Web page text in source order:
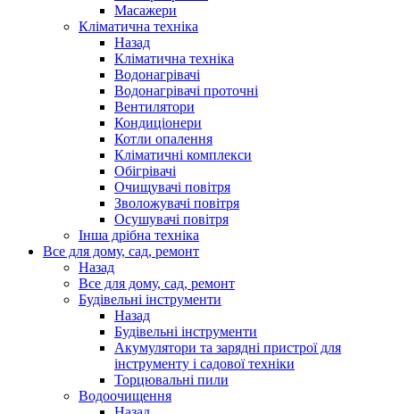
Масажери
Кліматична техніка
Назад
Кліматична техніка
Водонагрівачі
Водонагрівачі проточні
Вентилятори
Кондиціонери
Котли опалення
Кліматичні комплекси
Обігрівачі
Очищувачі повітря
Зволожувачі повітря
Осушувачі повітря
Інша дрібна техніка
Все для дому, сад, ремонт
Назад
Все для дому, сад, ремонт
Будівельні інструменти
Назад
Будівельні інструменти
Акумулятори та зарядні пристрої для
інструменту і садової техніки
Торцювальні пили
Водоочищення